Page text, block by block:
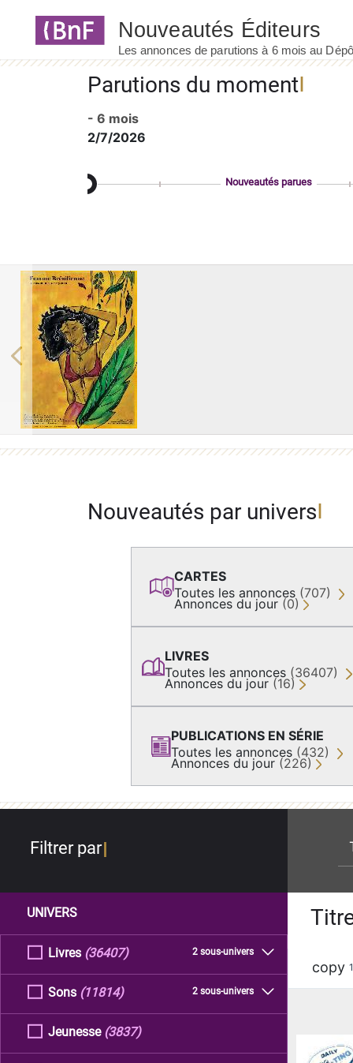
Parutions du moment
- 6 mois
2/7/2026
Nouveautés parues
Previous
Nouveautés par univers
CARTES
Toutes les annonces (707)
Annonces du jour (0)
LIVRES
Toutes les annonces (36407)
Annonces du jour (16)
PUBLICATIONS EN SÉRIE
Toutes les annonces (432)
Annonces du jour (226)
Filtrer par
UNIVERS
Livres 2 sous-univers
(36407)
Sons 2 sous-univers
(11814)
Jeunesse (3837)
copy